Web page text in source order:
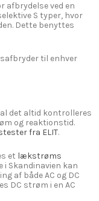
afbrydelse ved en
S typer, hvor
Dette benyttes
til enhver
det altid kontrolleres
og reaktionstid.
fra ELIT.
et lækstrøms
i Skandinavien kan
af både AC og DC
DC strøm i en AC